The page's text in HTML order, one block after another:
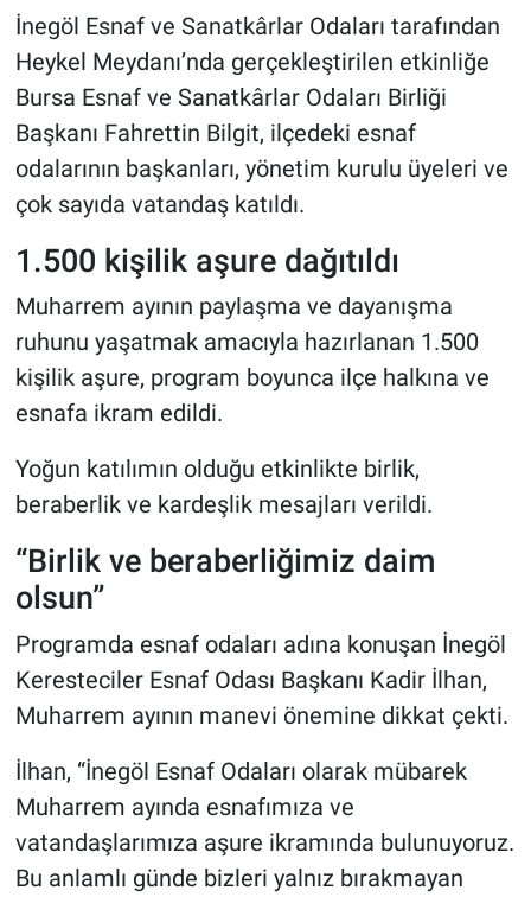
İnegöl Esnaf ve Sanatkârlar Odaları tarafından
Heykel Meydanı’nda gerçekleştirilen etkinliğe
Bursa Esnaf ve Sanatkârlar Odaları Birliği
Başkanı Fahrettin Bilgit, ilçedeki esnaf
odalarının başkanları, yönetim kurulu üyeleri ve
çok sayıda vatandaş katıldı.
1.500 kişilik aşure dağıtıldı
Muharrem ayının paylaşma ve dayanışma
ruhunu yaşatmak amacıyla hazırlanan 1.500
kişilik aşure, program boyunca ilçe halkına ve
esnafa ikram edildi.
Yoğun katılımın olduğu etkinlikte birlik,
beraberlik ve kardeşlik mesajları verildi.
“Birlik ve beraberliğimiz daim
olsun”
Programda esnaf odaları adına konuşan İnegöl
Keresteciler Esnaf Odası Başkanı Kadir İlhan,
Muharrem ayının manevi önemine dikkat çekti.
İlhan, “İnegöl Esnaf Odaları olarak mübarek
Muharrem ayında esnafımıza ve
vatandaşlarımıza aşure ikramında bulunuyoruz.
Bu anlamlı günde bizleri yalnız bırakmayan